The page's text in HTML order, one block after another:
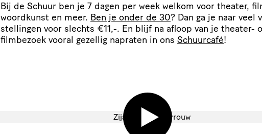
Bij de Schuur ben je 7 dagen per week welkom voor theater,
woordkunst en meer. Ben je onder de 30? Dan ga je naar veel
stel­lingen voor slechts €11,-. En blijf na afloop van je theater-
filmbezoek vooral gezellig napraten in ons Schuurcafé!